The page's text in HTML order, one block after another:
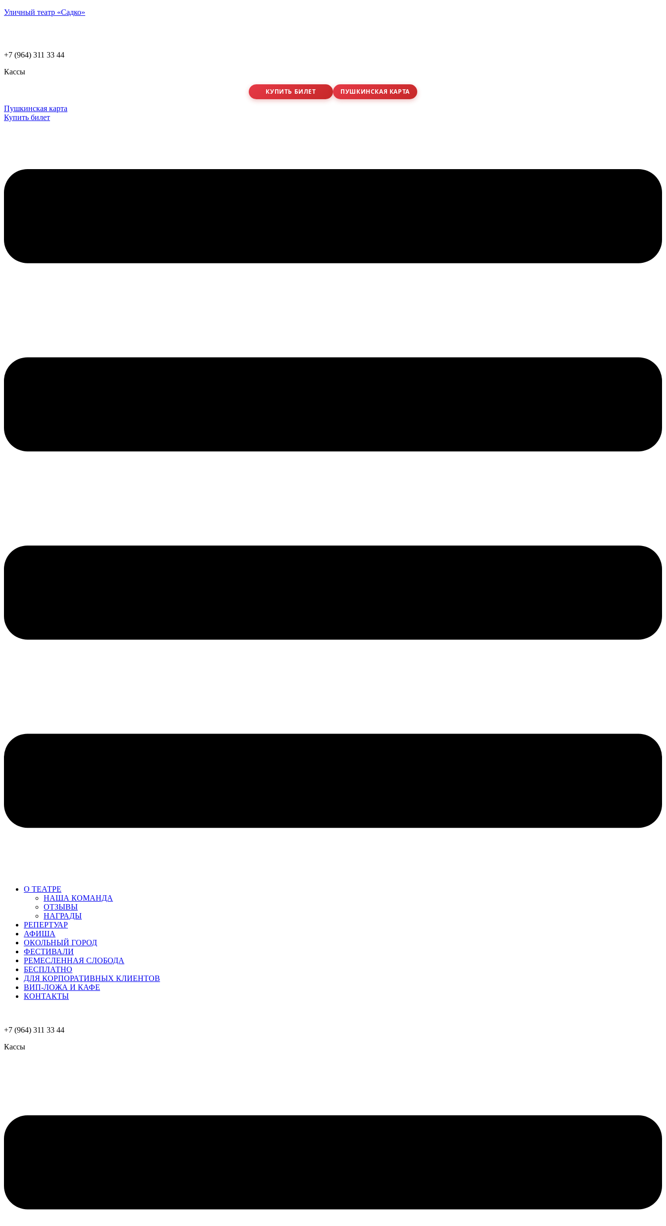
Уличный театр «Садко»
+7 (964) 311 33 44
Кассы
КУПИТЬ БИЛЕТ
ПУШКИНСКАЯ КАРТА
Пушкинская карта
Купить билет
О ТЕАТРЕ
НАША КОМАНДА
ОТЗЫВЫ
НАГРАДЫ
РЕПЕРТУАР
АФИША
ОКОЛЬНЫЙ ГОРОД
ФЕСТИВАЛИ
РЕМЕСЛЕННАЯ СЛОБОДА
БЕСПЛАТНО
ДЛЯ КОРПОРАТИВНЫХ КЛИЕНТОВ
ВИП-ЛОЖА И КАФЕ
КОНТАКТЫ
+7 (964) 311 33 44
Кассы